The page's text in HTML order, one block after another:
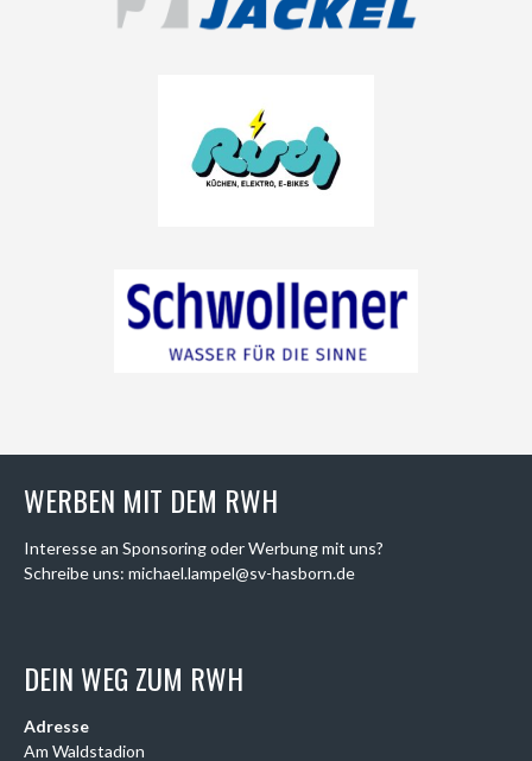
WERBEN MIT DEM RWH
Interesse an Sponsoring oder Werbung mit uns?
Schreibe uns: michael.lampel@sv-hasborn.de
DEIN WEG ZUM RWH
Adresse
Am Waldstadion